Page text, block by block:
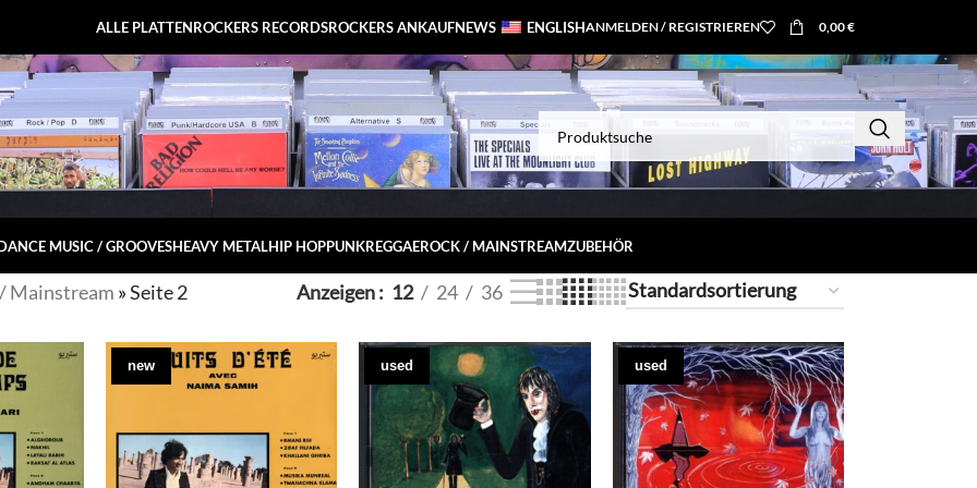
ALLE PLATTENROCKERS RECORDSROCKERS ANKAUFNEWS ENGLISHANMELDEN / REGISTRIEREN 0,00€
MUSIC / GROOVESHEAVY METALHIP HOPPUNKREGGAEROCK / MAINSTREAMZUBEHÖR
Mainstream »Seite 2 Anzeigen 12 24 36
new used used